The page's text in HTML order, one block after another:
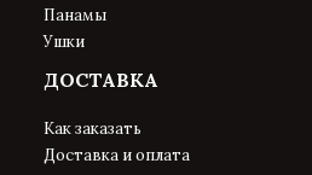
Панамы
Ушки
ДОСТАВКА
Как заказать
Доставка и оплата